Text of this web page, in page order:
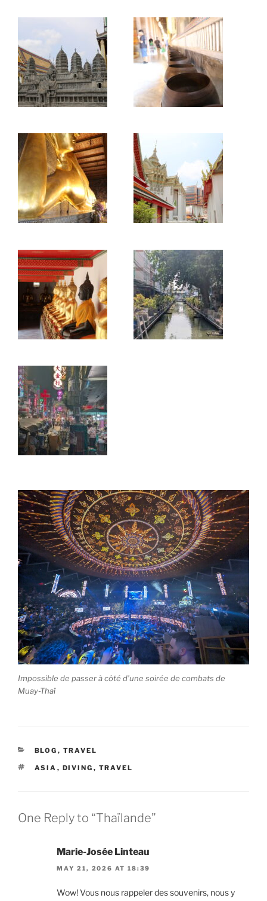
Impossible de passer à côté d’une soirée de combats de
Muay-Thaï
CATEGORIES
BLOG , TRAVEL
TAGS
ASIA , DIVING , TRAVEL
One Reply to “Thaïlande”
Marie-Josée Linteau
MAY 21, 2026 AT 18:39
Wow! Vous nous rappeler des souvenirs, nous y